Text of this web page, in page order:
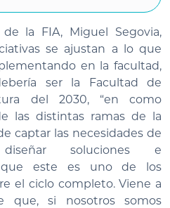
la FIA, Miguel Segovia,
se ajustan a lo que
en la facultad,
ser la Facultad de
del 2030, “en como
las distintas ramas de la
captar las necesidades de
soluciones e
que este es uno de los
el ciclo completo. Viene a
que, si nosotros somos